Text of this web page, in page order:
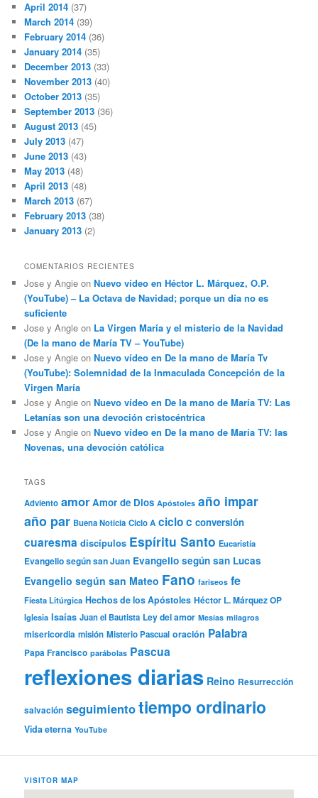
April 2014 (37)
March 2014 (39)
February 2014 (36)
January 2014 (35)
December 2013 (33)
November 2013 (40)
October 2013 (35)
September 2013 (36)
August 2013 (45)
July 2013 (47)
June 2013 (43)
May 2013 (48)
April 2013 (48)
March 2013 (67)
February 2013 (38)
January 2013 (2)
COMENTARIOS RECIENTES
Jose y Angie onNuevo vídeo en Héctor L. Márquez, O.P.
(YouTube) – La Octava de Navidad; porque un día no es
suficiente
Jose y Angie on La Virgen María y el misterio de la Navidad
(De la mano de María TV – YouTube)
Jose y Angie onNuevo vídeo en De la mano de María Tv
(YouTube): Solemnidad de la Inmaculada Concepción de la
Virgen María
Jose y Angie onNuevo vídeo en De la mano de María TV: Las
Letanías son una devoción cristocéntrica
Jose y Angie onNuevo vídeo en De la mano de María TV: las
Novenas, una devoción católica
TAGS
Adviento amor Amor de Dios Apóstoles año impar
año par Buena Noticia Ciclo A ciclo c conversión
cuaresma discípulos Espíritu Santo Eucaristía
Evangelio según san Juan Evangelio según san Lucas
Evangelio según san Mateo Fano fariseos fe
Fiesta Litúrgica Hechos de los Apóstoles Héctor L. Márquez OP
Iglesia Isaías Juan el Bautista Ley del amor Mesías milagros
misericordia misión Misterio Pascual oración Palabra
Papa Francisco parábolas Pascua
reflexiones diarias Reino Resurrección
salvación seguimientotiempo ordinario
Vida eterna YouTube
VISITOR MAP